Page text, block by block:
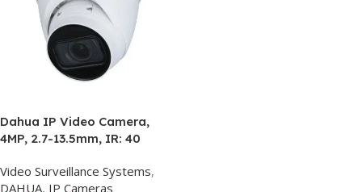
Dahua IP Video Camera,
4MP, 2.7-13.5mm, IR: 40
Video Surveillance Systems,
DAHUA, IP Cameras